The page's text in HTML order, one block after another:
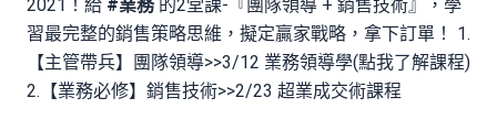
2021！給 #業務的2堂課-『團隊領導 + 銷售技術』，學
習最完整的銷售策略思維，擬定贏家戰略，拿下訂單！ 1.
【主管帶兵】團隊領導>>3/12 業務領導學(點我了解課程)
2.【業務必修】銷售技術>>2/23 超業成交術課程